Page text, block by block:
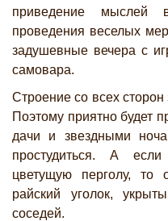
приведение
проведения веселых
задушевные вечера с
самовара.
Строение со всех
Поэтому приятно будет
дачи и звездными
простудиться. А
цветущую перголу, то
райский уголок,
соседей.